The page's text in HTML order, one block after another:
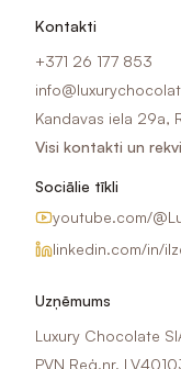
Kontakti
+371 26 177 853
Kandavas iela 29a,
Visi kontakti un
Sociālie tīkli
youtube.com/
linkedin.com/in/
Uzņēmums
Luxury Chocolate
PVN Reģ.nr.